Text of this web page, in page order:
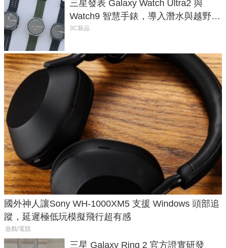
三星發表 Galaxy Watch Ultra2 與
Watch9 智慧手錶，導入潛水與越野跑
導航功能
3C新品
國外神人讓Sony WH-1000XM5 支援 Windows 頭部追
蹤，延遲極低玩模擬飛行超有感
遊戲/電競
三星 Galaxy Ring 2 官方證實研發